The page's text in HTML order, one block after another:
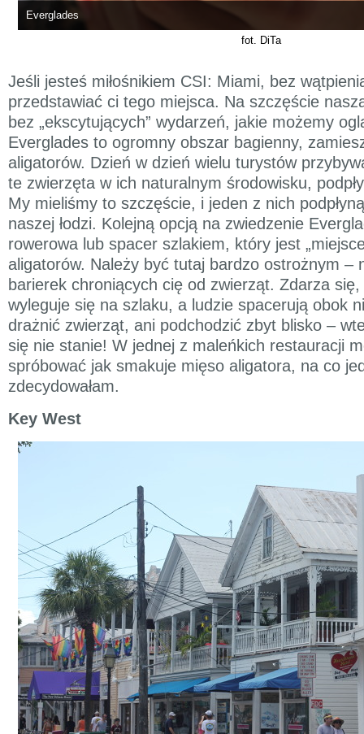
Everglades
fot. DiTa
Jeśli jesteś miłośnikiem CSI: Miami, bez
przedstawiać ci tego miejsca. Na szczęście
bez „ekscytujących” wydarzeń, jakie możemy
Everglades to ogromny obszar bagienny,
aligatorów. Dzień w dzień wielu turystów
te zwierzęta w ich naturalnym środowisku,
My mieliśmy to szczęście, i jeden z nich
naszej łodzi. Kolejną opcją na zwiedzenie
rowerowa lub spacer szlakiem, który jest
aligatorów. Należy być tutaj bardzo ostrożnym –
barierek chroniących cię od zwierząt. Zdarza
wyleguje się na szlaku, a ludzie spacerują obok
drażnić zwierząt, ani podchodzić zbyt blisko –
się nie stanie! W jednej z maleńkich restauracji
spróbować jak smakuje mięso aligatora, na co
zdecydowałam.
Key West